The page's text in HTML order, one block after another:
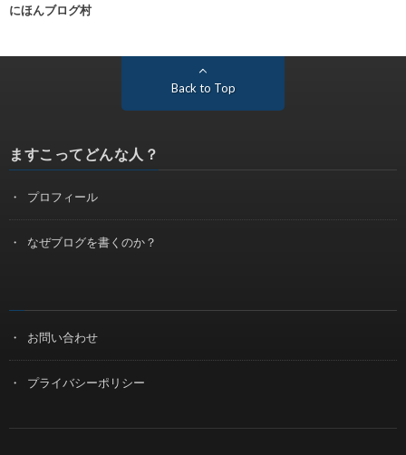
にほんブログ村
Back to Top
ますこってどんな人？
プロフィール
なぜブログを書くのか？
お問い合わせ
プライバシーポリシー